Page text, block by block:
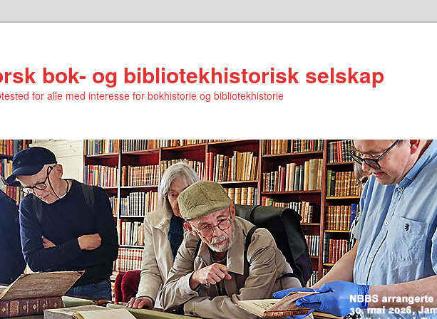
bok- og bibliotekhistorisk selskap
for alle med interesse for bokhistorie og bibliotekhistorie